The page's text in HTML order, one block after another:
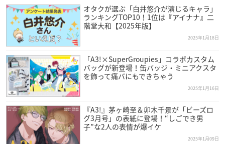
オタクが選ぶ「白井悠介が演じるキャラ」
ランキングTOP10！1位は『アイナナ』二
階堂大和【2025年版】
2025年1月18日
「A3!×SuperGroupies」コラボカスタム
バッグが新登場！缶バッジ・ミニアクスタ
を飾って痛バにもできちゃう
2025年1月16日
『A3!』茅ヶ崎至＆卯木千景が「ビーズロ
グ3月号」の表紙に登場！“しごでき男
子”な2人の表情が爆イケ
2025年1月09日